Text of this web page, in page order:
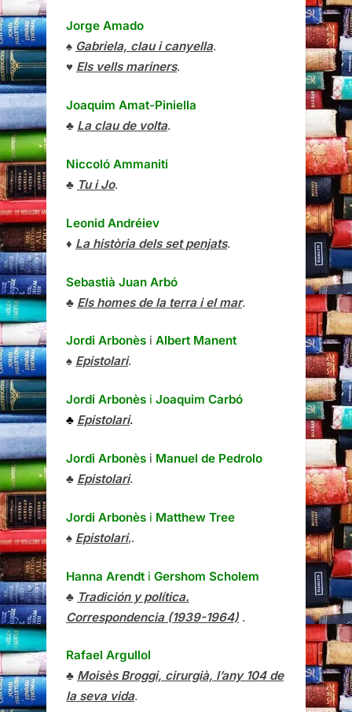
Jorge Amado
♠ Gabriela, clau i canyella.
♥ Els vells mariners.
Joaquim Amat-Piniella
♣ La clau de volta.
Niccoló Ammaniti
♣ Tu i Jo.
Leonid Andréiev
♦ La història dels set penjats.
Sebastià Juan Arbó
♣ Els homes de la terra i el mar.
Jordi Arbonès i Albert Manent
♠ Epistolari.
Jordi Arbonès i Joaquim Carbó
♣ Epistolari.
Jordi Arbonès i Manuel de Pedrolo
♣ Epistolari.
Jordi Arbonès i Matthew Tree
♠ Epistolari,.
Hanna Arendt i Gershom Scholem
♣ Tradición y política.
Correspondencia (1939-1964) .
Rafael Argullol
♣ Moisès Broggi, cirurgià, l’any 104 de
la seva vida.